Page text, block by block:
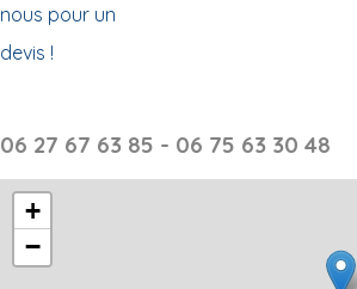
nous pour un
devis !
06 27 67 63 85 - 06 75 63 30 48
+
−